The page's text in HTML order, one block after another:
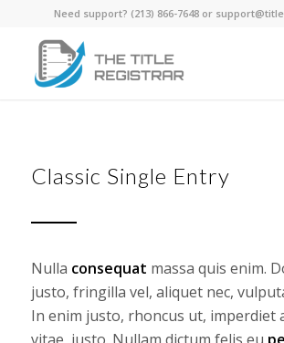
Need support? ‪(213) 866-7648‬ or
Classic Single Entry
Nulla consequat massa quis enim.
justo, fringilla vel, aliquet nec,
In enim justo, rhoncus ut, imperdiet